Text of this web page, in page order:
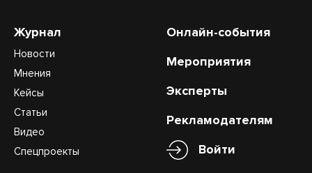
Журнал
Новости
Мнения
Кейсы
Статьи
Видео
Спецпроекты
Онлайн-события
Мероприятия
Эксперты
Рекламодателям
Войти